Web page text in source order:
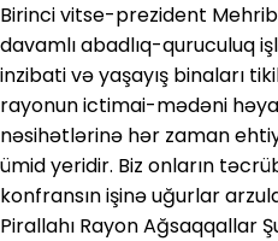
Birinci vitse-prezident
davamlı abadlıq-quruculuq
inzibati və yaşayış binaları
rayonun ictimai-mədəni
nəsihətlərinə hər zaman
ümid yeridir. Biz onların
konfransın işinə uğurlar
Pirallahı Rayon Ağsaqqallar